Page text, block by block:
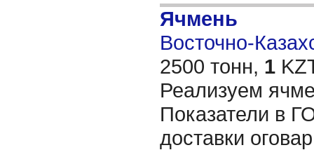
Ячмень
Восточно-
2500 тонн, 1
Реализуем
Показатели в
доставки